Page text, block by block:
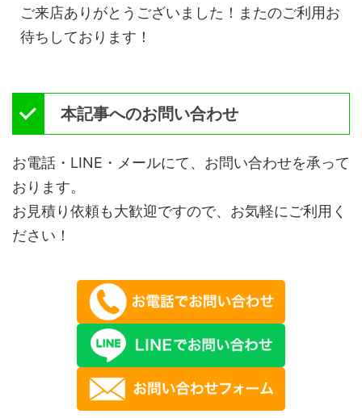
ご来店ありがとうございました！またのご利用お
待ちしております！
本記事へのお問い合わせ
お電話・LINE・メールにて、お問い合わせを承って
おります。
お見積り依頼も大歓迎ですので、お気軽にご利用く
ださい！